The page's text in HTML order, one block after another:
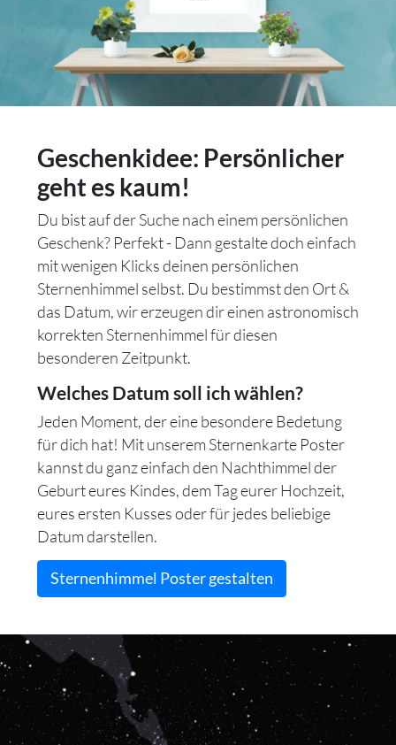
Geschenkidee: Persönlicher
geht es kaum!
Du bist auf der Suche nach einem persönlichen
Geschenk? Perfekt - Dann gestalte doch einfach
mit wenigen Klicks deinen persönlichen
Sternenhimmel selbst. Du bestimmst den Ort &
das Datum, wir erzeugen dir einen astronomisch
korrekten Sternenhimmel für diesen
besonderen Zeitpunkt.
Welches Datum soll ich wählen?
Jeden Moment, der eine besondere Bedetung
für dich hat! Mit unserem Sternenkarte Poster
kannst du ganz einfach den Nachthimmel der
Geburt eures Kindes, dem Tag eurer Hochzeit,
eures ersten Kusses oder für jedes beliebige
Datum darstellen.
Sternenhimmel Poster gestalten